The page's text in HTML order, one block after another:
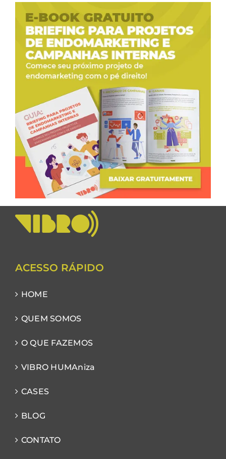
ACESSO RÁPIDO
HOME
QUEM SOMOS
O QUE FAZEMOS
VIBRO HUMAniza
CASES
BLOG
CONTATO